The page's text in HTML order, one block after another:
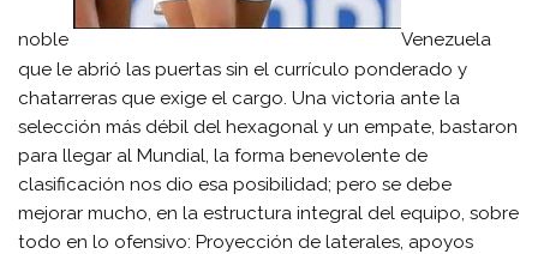
noble
Venezuela
que le abrió las puertas sin el currículo ponderado y
chatarreras que exige el cargo. Una victoria ante la
selección más débil del hexagonal y un empate, bastaron
para llegar al Mundial, la forma benevolente de
clasificación nos dio esa posibilidad; pero se debe
mejorar mucho, en la estructura integral del equipo, sobre
todo en lo ofensivo: Proyección de laterales, apoyos